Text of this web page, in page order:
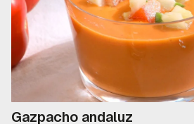
Gazpacho andaluz